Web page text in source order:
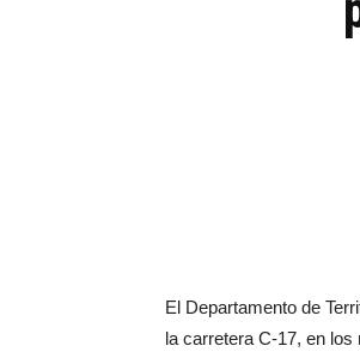
El Departamento de
la carretera C-17, en